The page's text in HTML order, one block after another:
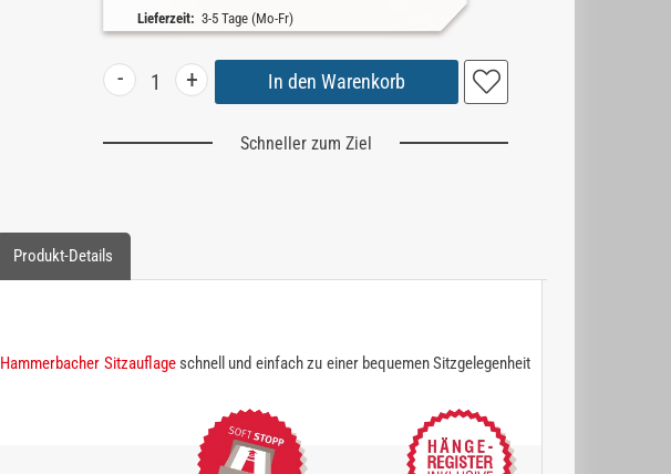
Lieferzeit: 3-5 Tage (Mo-Fr)
- +
Schneller zum Ziel
Produkt-Details
Hammerbacher Sitzauflageschnell und einfach zu einer bequemen Sitzgelegenheit